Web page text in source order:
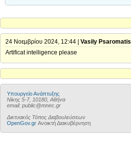
24 Νοεμβρίου 2024, 12:44 | Vasily Psaromatis
Artificat intelligence please
Υπουργείο Ανάπτυξης
Νίκης 5-7, 10180, Αθήνα
email: public@mnec.gr
Δικτυακός Τόπος Διαβουλεύσεων
OpenGov.gr Ανοικτή Διακυβέρνηση